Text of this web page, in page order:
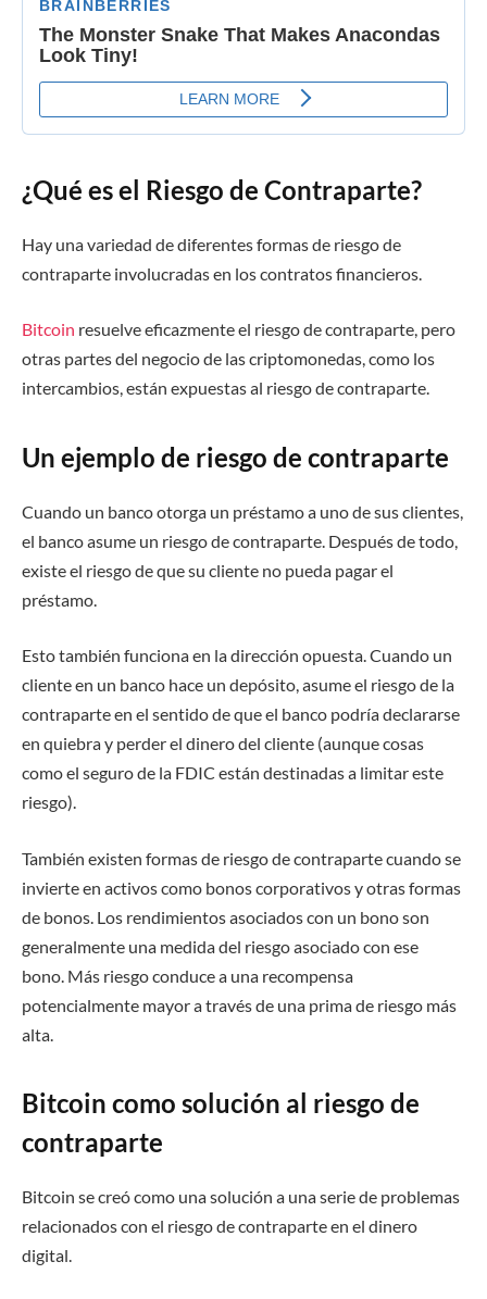
¿Qué es el Riesgo de Contraparte?
Hay una variedad de diferentes formas de riesgo de
contraparte involucradas en los contratos financieros.
Bitcoin resuelve eficazmente el riesgo de contraparte, pero
otras partes del negocio de las criptomonedas, como los
intercambios, están expuestas al riesgo de contraparte.
Un ejemplo de riesgo de contraparte
Cuando un banco otorga un préstamo a uno de sus clientes,
el banco asume un riesgo de contraparte. Después de todo,
existe el riesgo de que su cliente no pueda pagar el
préstamo.
Esto también funciona en la dirección opuesta. Cuando un
cliente en un banco hace un depósito, asume el riesgo de la
contraparte en el sentido de que el banco podría declararse
en quiebra y perder el dinero del cliente (aunque cosas
como el seguro de la FDIC están destinadas a limitar este
riesgo).
También existen formas de riesgo de contraparte cuando se
invierte en activos como bonos corporativos y otras formas
de bonos. Los rendimientos asociados con un bono son
generalmente una medida del riesgo asociado con ese
bono. Más riesgo conduce a una recompensa
potencialmente mayor a través de una prima de riesgo más
alta.
Bitcoin como solución al riesgo de
contraparte
Bitcoin se creó como una solución a una serie de problemas
relacionados con el riesgo de contraparte en el dinero
digital.